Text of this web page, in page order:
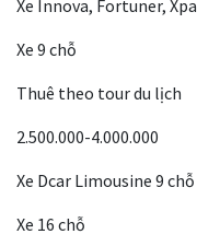
Xe Innova, Fortuner,
Xe 9 chỗ
Thuê theo tour du lịch
2.500.000-4.000.000
Xe Dcar Limousine 9 chỗ
Xe 16 chỗ